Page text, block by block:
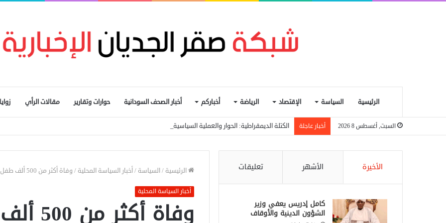
الرئيسية السياسة الإقتصاد الرياضة أخباركم أخبار الصحف السودانية حوارات وتقارير مقالات الرأي
السبت, أغسطس 8 2026 أخبار عاجلة الكتلة الديمقراطية: الحوار والعملية السياسية المدخل الأساسي لإيقاف الحرب
الرئيسية /السياسة /أخبار السياسة المحلية / وفاة أكثر من 500 ألف طفل في السودان جراء سوء التغذية
أخبار السياسة المحلية
وفاة
الأخيرة الأشهر تعليقات
كامل إدريس يعفي وزير
الشؤون الدينية والأوقاف